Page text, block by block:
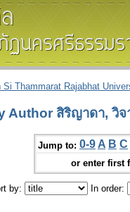
Si Thammarat Rajabhat
Author สิริญาดา, วิ
Jump to: 0-9 A B C
or enter first
by: In order: